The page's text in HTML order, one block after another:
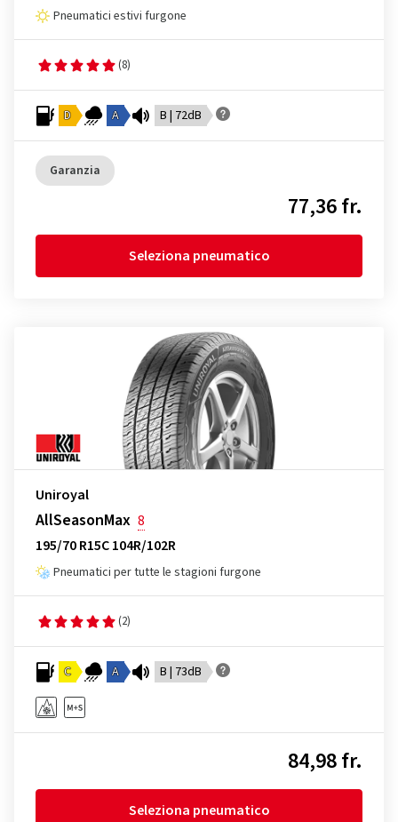
Pneumatici estivi furgone
(8)
D A B | 72dB
Garanzia
77,36 fr.
Seleziona pneumatico
Uniroyal
AllSeasonMax 8
195/70 R15C 104R/102R
Pneumatici per tutte le stagioni furgone
(2)
C A B | 73dB
84,98 fr.
Seleziona pneumatico